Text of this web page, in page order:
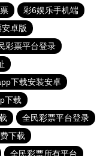
彩6娱乐手机端
卓版
彩票平台登录
下载安装安卓
下载
全民彩票平台登录
下载
全民彩票所有平台